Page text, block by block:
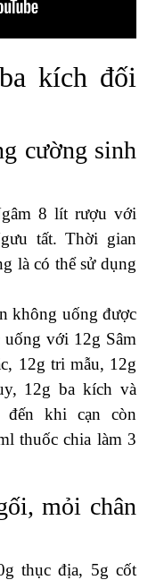
kích đối
cường sinh
8 lít rượu với
tất. Thời gian
là có thể sử dụng
không uống được
uống với 12g Sâm
12g tri mẫu, 12g
12g ba kích và
đến khi cạn còn
thuốc chia làm 3
mỏi chân
thục địa, 5g cốt